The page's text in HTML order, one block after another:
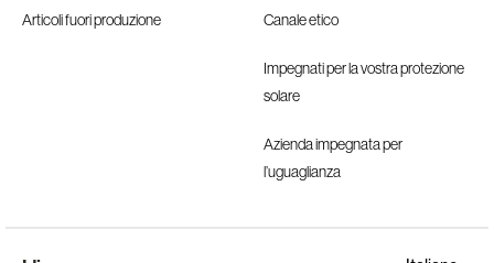
Articoli fuori produzione Canale etico
Impegnati per la vostra protezione
solare
Azienda impegnata per
l’uguaglianza